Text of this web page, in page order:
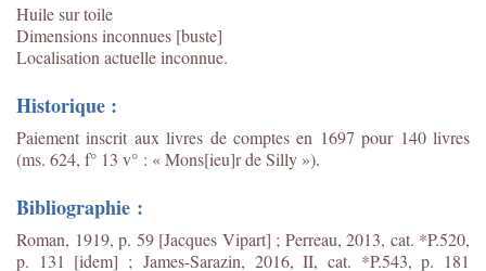
Huile sur toile
Dimensions inconnues [buste]
Localisation actuelle inconnue.
Historique :
Paiement inscrit aux livres de comptes en 1697 pour 140 livres
(ms. 624, f° 13 v° : « Mons[ieu]r de Silly »).
Bibliographie :
Roman, 1919, p. 59 [Jacques Vipart] ; Perreau, 2013, cat. *P.520,
p. 131 [idem] ; James-Sarazin, 2016, II, cat. *P.543, p. 181